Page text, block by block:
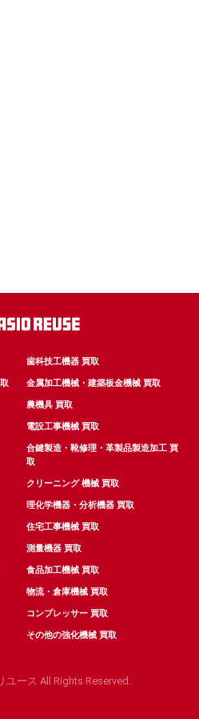
歯科技工機器 買取
金属加工機械・建築板金機械 買取
農機具 買取
電設工事機械 買取
合鍵製造・靴修理・革製品製造加工 買
取
クリーニング 機械 買取
理化学機器・分析機器 買取
住宅工事機械 買取
測量機器 買取
食品加工機械 買取
物流・倉庫機械 買取
コンプレッサー 買取
その他の強化機械 買取
ース All Rights Reserved.